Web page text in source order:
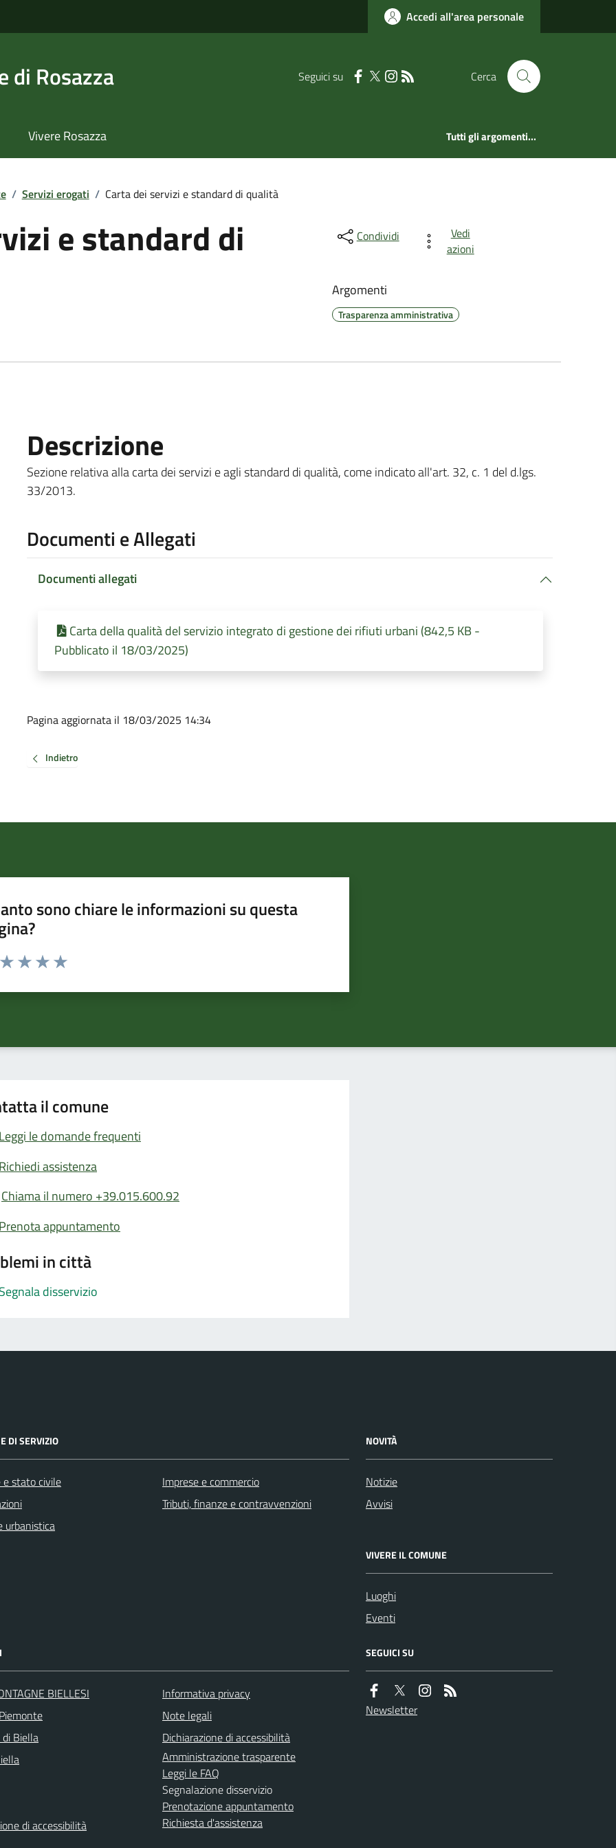
Accedi all'area personale
di Rosazza Seguici su Cerca
Vivere Rosazza Tutti gli argomenti...
/ Servizi erogati / Carta dei servizi e standard di qualità
e standard di Condividi
Vedi
azioni
Argomenti
Trasparenza amministrativa
Descrizione
Sezione relativa alla carta dei servizi e agli standard di qualità, come indicato all'art. 32, c. 1 del d.lgs.
33/2013.
Documenti e Allegati
Documenti allegati
Carta della qualità del servizio integrato di gestione dei rifiuti urbani (842,5 KB -
Pubblicato il 18/03/2025)
Pagina aggiornata il 18/03/2025 14:34
Indietro
sono chiare le informazioni su questa
da 1 a 5 stelle la pagina
il comune
le domande frequenti
assistenza
Chiama il numero +39.015.600.92
appuntamento
in città
disservizio
DI SERVIZIO
e stato civile
urbanistica
Imprese e commercio
Tributi, finanze e contravvenzioni
NOVITÀ
Notizie
Avvisi
VIVERE IL COMUNE
Luoghi
Eventi
BIELLESI
Biella
di accessibilità
Informativa privacy
Note legali
Dichiarazione di accessibilità
Amministrazione trasparente
Leggi le FAQ
Segnalazione disservizio
Prenotazione appuntamento
Richiesta d'assistenza
SEGUICI SU
Newsletter